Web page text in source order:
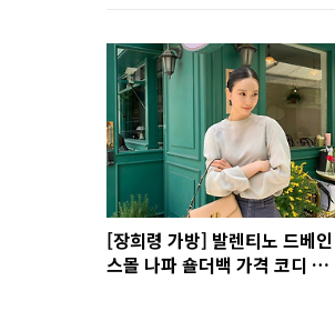
[장희령 가방] 발렌티노 드베인
스몰 나파 숄더백 가격 코디 사